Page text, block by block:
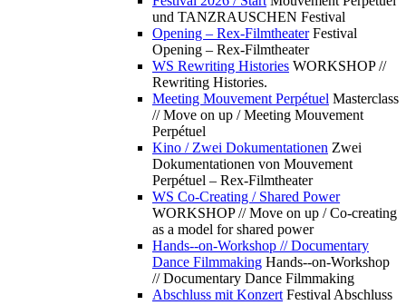
und TANZRAUSCHEN Festival
Opening – Rex-Filmtheater Festival
Opening – Rex-Filmtheater
WS Rewriting Histories WORKSHOP //
Rewriting Histories.
Meeting Mouvement Perpétuel Masterclass
// Move on up / Meeting Mouvement
Perpétuel
Kino / Zwei Dokumentationen Zwei
Dokumentationen von Mouvement
Perpétuel – Rex-Filmtheater
WS Co-Creating / Shared Power
WORKSHOP // Move on up / Co-creating
as a model for shared power
Hands--on-Workshop // Documentary
Dance Filmmaking Hands--on-Workshop
// Documentary Dance Filmmaking
Abschluss mit Konzert Festival Abschluss